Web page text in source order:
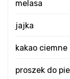
melasa
jajka
kakao ciemne
proszek do